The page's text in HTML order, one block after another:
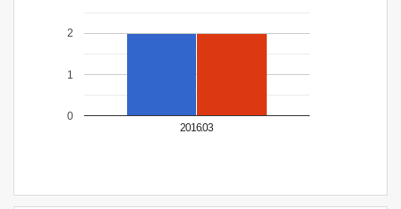
2016.03
0
1
2